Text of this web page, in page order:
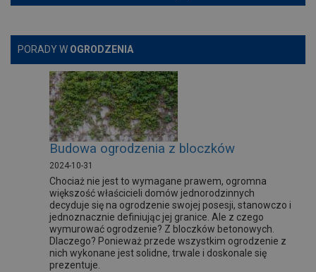
PORADY W OGRODZENIA
Budowa ogrodzenia z bloczków
2024-10-31
Chociaż nie jest to wymagane prawem, ogromna
większość właścicieli domów jednorodzinnych
decyduje się na ogrodzenie swojej posesji, stanowczo i
jednoznacznie definiując jej granice. Ale z czego
wymurować ogrodzenie? Z bloczków betonowych.
Dlaczego? Ponieważ przede wszystkim ogrodzenie z
nich wykonane jest solidne, trwale i doskonale się
prezentuje.